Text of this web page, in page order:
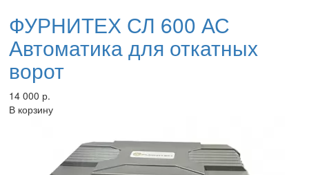
ФУРНИТЕХ СЛ 600 АС
Автоматика для откатных
ворот
14 000 р.
В корзину